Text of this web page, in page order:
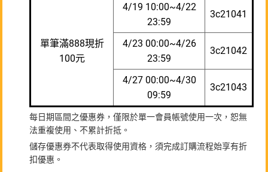
單筆滿888現折
100元
4/19 10:00~4/22
23:59
3c21041
4/23 00:00~4/26
23:59
3c21042
4/27 00:00~4/30
09:59
3c21043
每日期區間之優惠券，僅限於單一會員帳號使用一次，恕無
法重複使用、不累計折抵。
儲存優惠券不代表取得使用資格，須完成訂購流程始享有折
扣優惠。